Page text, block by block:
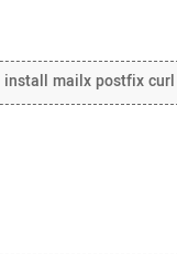
install mailx postfix